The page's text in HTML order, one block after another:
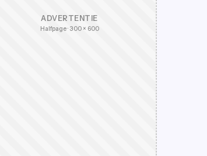
ADVERTENTIE
Halfpage · 300 × 600